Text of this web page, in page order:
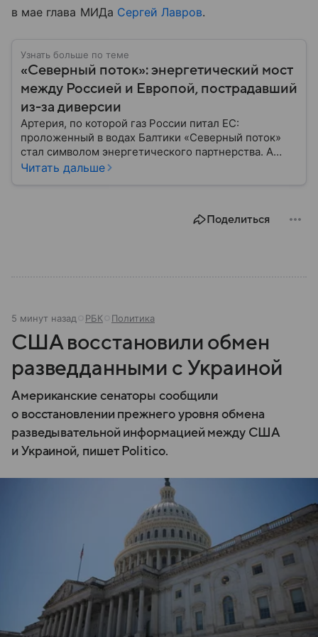
в мае глава МИДа Сергей Лавров.
Узнать больше по теме
«Северный поток»: энергетический мост
между Россией и Европой, пострадавший
из-за диверсии
Артерия, по которой газ России питал ЕС:
проложенный в водах Балтики «Северный поток»
стал символом энергетического партнерства. А
через время — политического противостояния: в
Читать дальше
Поделиться
5 минут назад РБК Политика
США восстановили обмен
разведданными с Украиной
Американские сенаторы сообщили
о восстановлении прежнего уровня обмена
разведывательной информацией между США
и Украиной, пишет Politico.